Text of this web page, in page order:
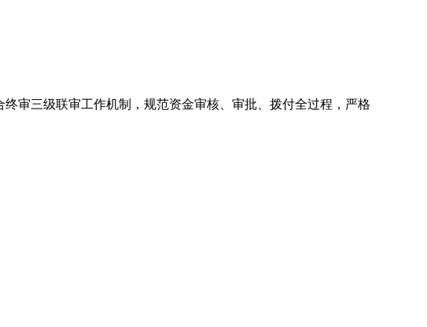
审三级联审工作机制，规范资金审核、审批、拨付全过程，严格